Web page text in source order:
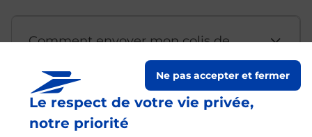
Le respect de votre vie privée,
notre priorité
Ne pas accepter et fermer
Comment envoyer mon colis de
Est-il possible d’acheter un
emballage directement depuis un